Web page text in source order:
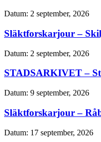
Datum: 2 september, 2026
Släktforskarjour –
Datum: 2 september, 2026
STADSARKIVET –
Datum: 9 september, 2026
Släktforskarjour –
Datum: 17 september, 2026